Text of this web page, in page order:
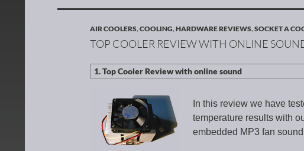
AIR COOLERS,COOLING,HARDWARE REVIEWS,SOCKET A
TOP COOLER REVIEW WITH ONLINE
In this review we have
temperature results with
embedded MP3 fan